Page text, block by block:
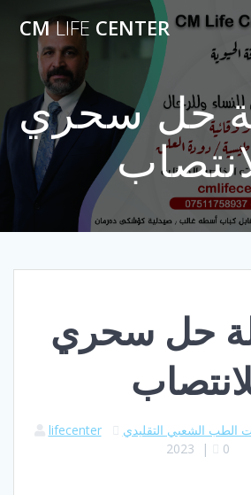
to
content
CMLIFE CENTER
حل سحري
حل سحري
lifecenter الطب الشعبي التقليدي
2023 | 0